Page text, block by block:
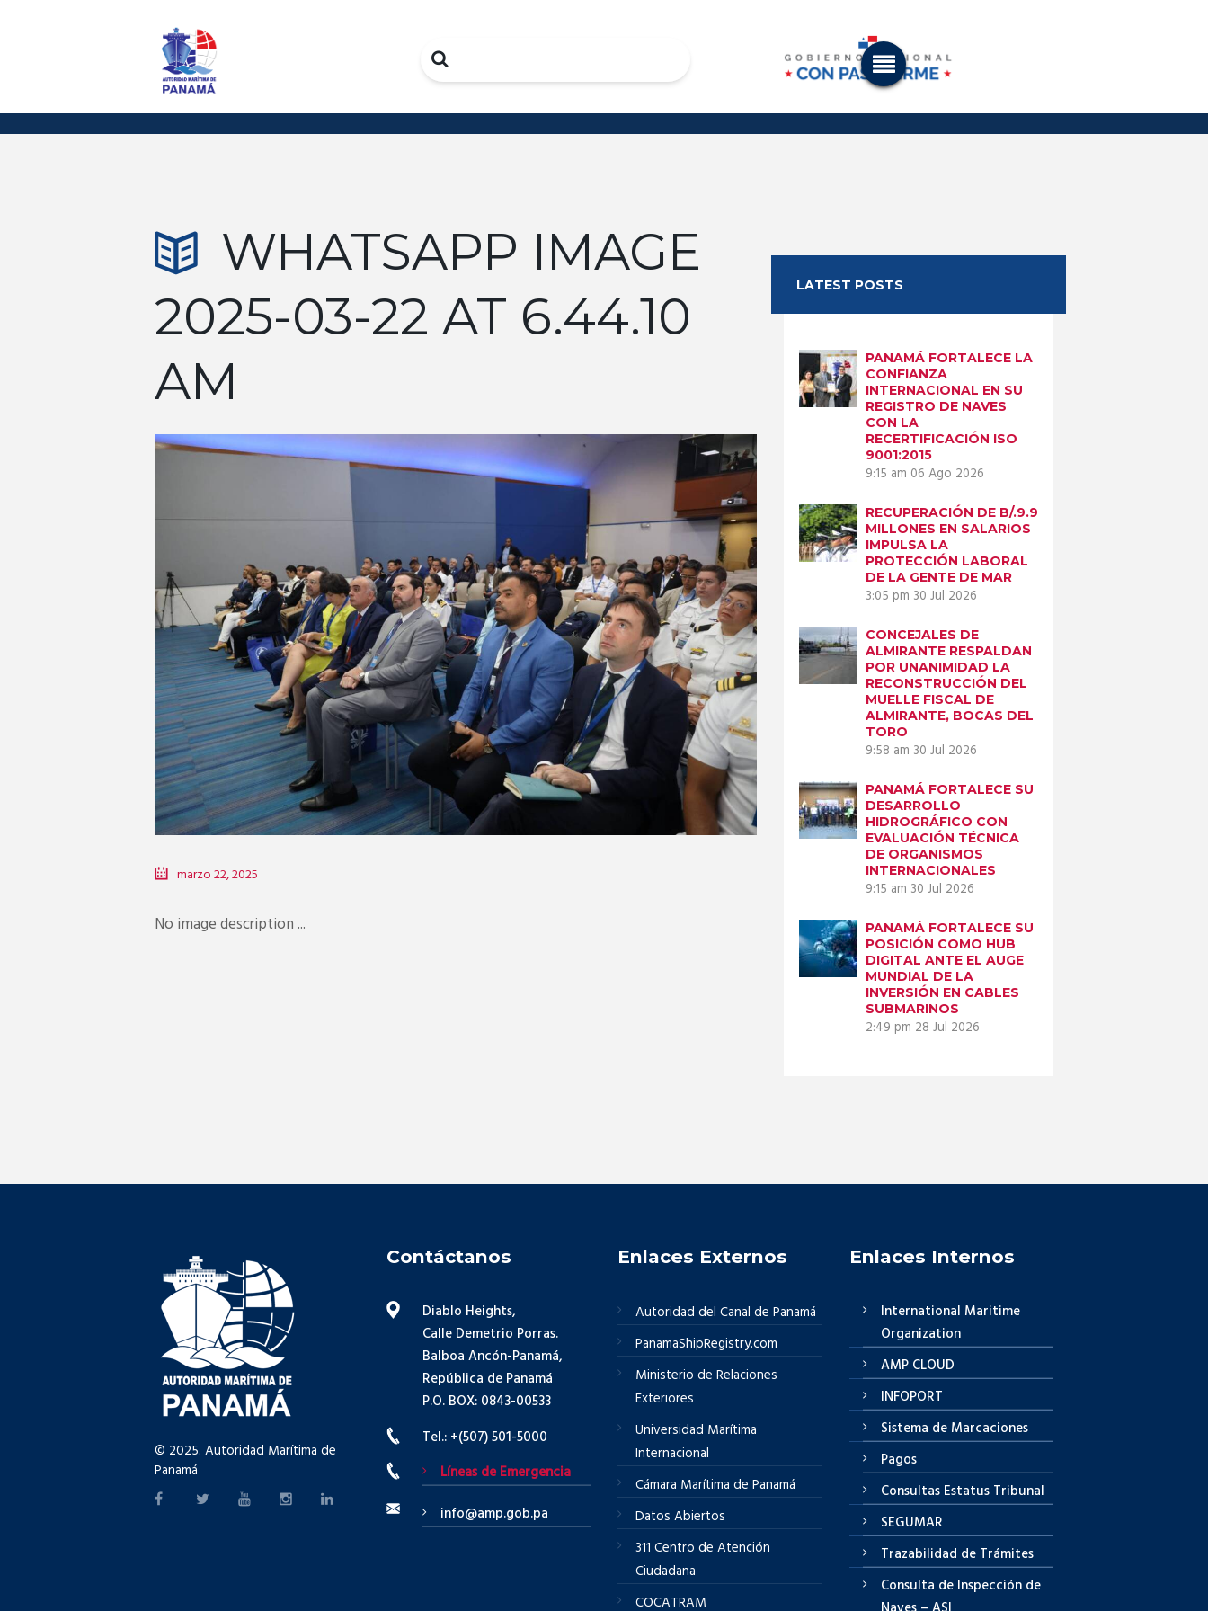
Search
WHATSAPP IMAGE
2025-03-22 AT 6.44.10
AM
Next item
WhatsApp Image
2025-03-22...
marzo 22, 2025
No image description ...
LATEST POSTS
PANAMÁ FORTALECE LA
CONFIANZA
INTERNACIONAL EN SU
REGISTRO DE NAVES
CON LA
RECERTIFICACIÓN ISO
9001:2015
9:15 am 06 Ago 2026
RECUPERACIÓN DE B/.9.9
MILLONES EN SALARIOS
IMPULSA LA
PROTECCIÓN LABORAL
DE LA GENTE DE MAR
3:05 pm 30 Jul 2026
CONCEJALES DE
ALMIRANTE RESPALDAN
POR UNANIMIDAD LA
RECONSTRUCCIÓN DEL
MUELLE FISCAL DE
ALMIRANTE, BOCAS DEL
TORO
9:58 am 30 Jul 2026
PANAMÁ FORTALECE SU
DESARROLLO
HIDROGRÁFICO CON
EVALUACIÓN TÉCNICA
DE ORGANISMOS
INTERNACIONALES
9:15 am 30 Jul 2026
PANAMÁ FORTALECE SU
POSICIÓN COMO HUB
DIGITAL ANTE EL AUGE
MUNDIAL DE LA
INVERSIÓN EN CABLES
SUBMARINOS
2:49 pm 28 Jul 2026
© 2025. Autoridad Marítima de
Panamá
Contáctanos
Diablo Heights,
Calle Demetrio Porras.
Balboa Ancón-Panamá,
República de Panamá
P.O. BOX: 0843-00533
Tel.: +(507) 501-5000
Líneas de Emergencia
info@amp.gob.pa
Enlaces Externos
Autoridad del Canal de Panamá
PanamaShipRegistry.com
Ministerio de Relaciones
Exteriores
Universidad Marítima
Internacional
Cámara Marítima de Panamá
Datos Abiertos
311 Centro de Atención
Ciudadana
COCATRAM
Enlaces Internos
International Maritime
Organization
AMP CLOUD
INFOPORT
Sistema de Marcaciones
Pagos
Consultas Estatus Tribunal
SEGUMAR
Trazabilidad de Trámites
Consulta de Inspección de